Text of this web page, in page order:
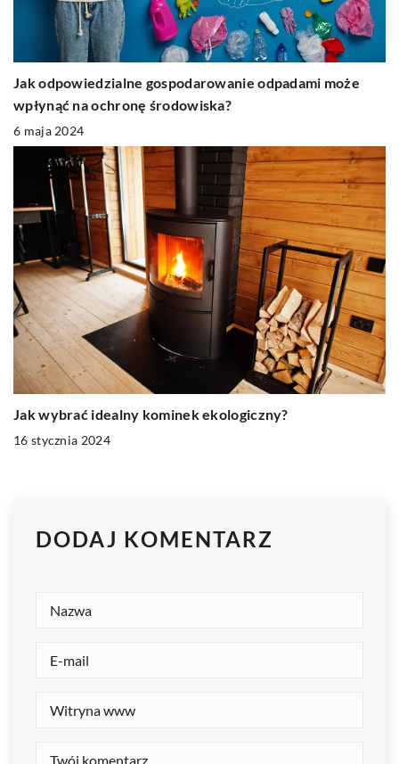
Jak odpowiedzialne gospodarowanie odpadami może
wpłynąć na ochronę środowiska?
6 maja 2024
Jak wybrać idealny kominek ekologiczny?
16 stycznia 2024
DODAJ KOMENTARZ